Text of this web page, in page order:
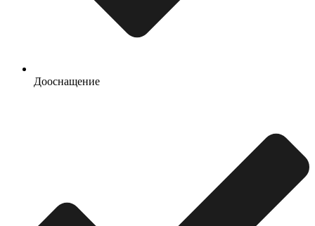
Дооснащение